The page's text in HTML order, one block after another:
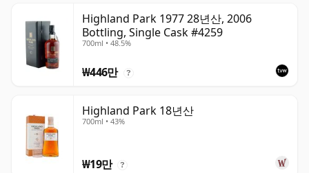
Highland Park 1977 28년산, 2006
Bottling, Single Cask #4259
700ml • 48.5%
₩446만 ?
Highland Park 18년산
700ml • 43%
₩19만 ?